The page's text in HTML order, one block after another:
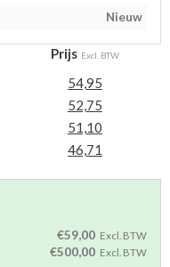
Nieuw
Prijs Excl. BTW
54,95
52,75
51,10
46,71
€59,00 Excl. BTW
€500,00 Excl. BTW